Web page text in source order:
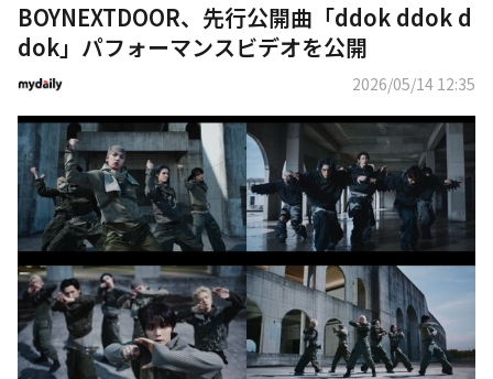
BOYNEXTDOOR、先行公開曲「ddok ddok d
dok」パフォーマンスビデオを公開
2026/05/14 12:35